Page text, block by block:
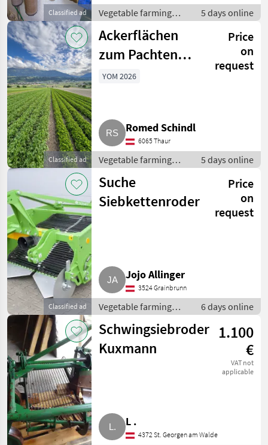
Classified ad
Vegetable farming
equipment / Other
vegetable farming
equipment
5 days online
Classified ad
Ackerflächen
zum Pachten
gesucht in Tirol
Price
on
request
YOM 2026
Romed Schindl
6065 Thaur
Vegetable farming
equipment / Other
vegetable farming
equipment
5 days online
Classified ad
Suche
Siebkettenroder
Price
on
request
Jojo Allinger
3524 Grainbrunn
Vegetable farming
equipment / Other
vegetable farming
equipment
6 days online
Schwingsiebroder
Kuxmann
1.100
€
VAT not
applicable
L .
4372 St. Georgen am Walde